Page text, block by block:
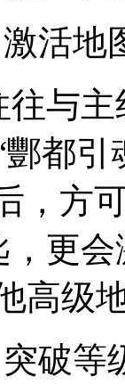
活地
与
酆都
，方
更
高级
破等